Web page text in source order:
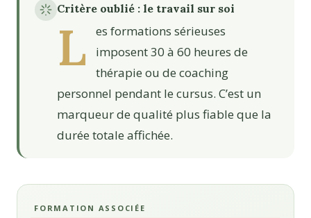
Critère oublié : le travail sur soi
L
es formations sérieuses
imposent 30 à 60 heures de
thérapie ou de coaching
personnel pendant le cursus. C’est un
marqueur de qualité plus fiable que la
durée totale affichée.
FORMATION ASSOCIÉE